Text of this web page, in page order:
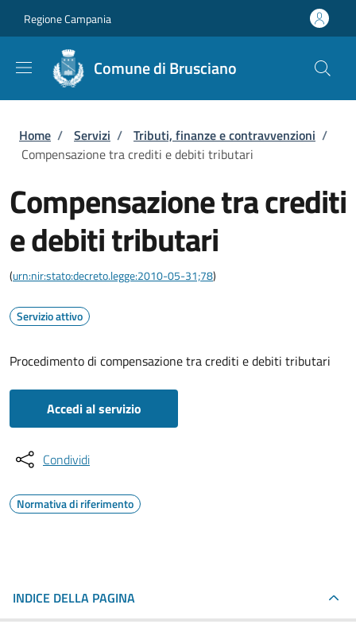
Regione Campania
Comune di Brusciano
Briciole di pane
Home / Servizi / Tributi, finanze e contravvenzioni /
Compensazione tra crediti e debiti tributari
Compensazione tra crediti
e debiti tributari
(urn:nir:stato:decreto.legge:2010-05-31;78)
Servizio attivo
Procedimento di compensazione tra crediti e debiti tributari
Accedi al servizio
Condividi
Normativa di riferimento
INDICE DELLA PAGINA